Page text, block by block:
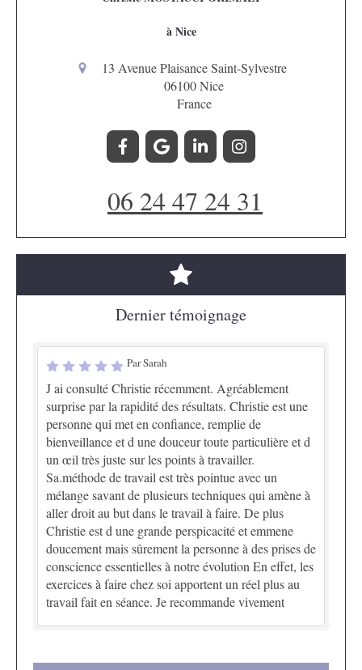
à Nice
13 Avenue Plaisance Saint-Sylvestre
06100Nice
France
06 24 47 24 31
Dernier témoignage
Par Sarah
J ai consulté Christie récemment. Agréablement
surprise par la rapidité des résultats. Christie est une
personne qui met en confiance, remplie de
bienveillance et d une douceur toute particulière et d
un œil très juste sur les points à travailler.
Sa.méthode de travail est très pointue avec un
mélange savant de plusieurs techniques qui amène à
aller droit au but dans le travail à faire. De plus
Christie est d une grande perspicacité et emmene
doucement mais sûrement la personne à des prises de
conscience essentielles à notre évolution En effet, les
exercices à faire chez soi apportent un réel plus au
travail fait en séance. Je recommande vivement